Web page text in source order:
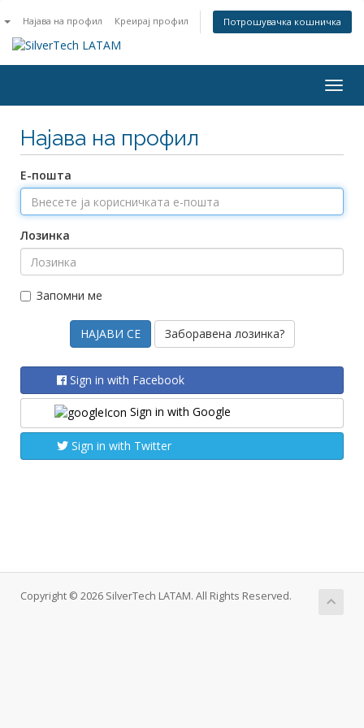
Најава на профил Креирај профил Потрошувачка кошничка
Најава на профил
Е-пошта
Лозинка
Запомни ме
Заборавена лозинка?
Sign in with Facebook
Sign in with Google
Sign in with Twitter
Copyright © 2026 SilverTech LATAM. All Rights Reserved.